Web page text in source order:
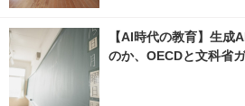
【AI時代の教育】生成
のか、OECDと文科省